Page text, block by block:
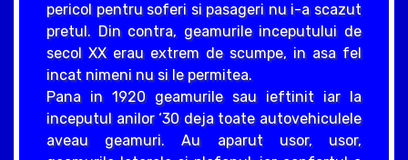
pericol pentru soferi si pasageri nu i-a scazut
pretul. Din contra, geamurile inceputului de
secol XX erau extrem de scumpe, in asa fel
incat nimeni nu si le permitea.
Pana in 1920 geamurile sau ieftinit iar la
inceputul anilor ‘30 deja toate autovehiculele
aveau geamuri. Au aparut usor, usor,